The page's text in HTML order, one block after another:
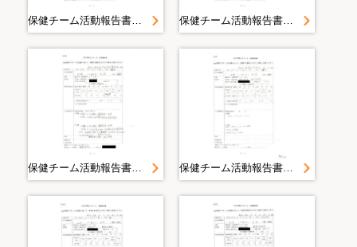
保健チーム活動報告書 山田町（大沢・織笠）豊間根避難所活動報告書 大沢地区＜平成２３年５月１９日山田町大沢＞ 保健チーム活動報告書 山田町（大沢・織笠）豊間根避難所活動報告書 大沢地区＜平成２３年５月１８日山田町大沢＞
保健チーム活動報告書 山田町（大沢・織笠）豊間根避難所活動報告書 大沢地区＜平成２３年５月１７日１８時００分山田町大沢避難所＞ 保健チーム活動報告書 山田町（大沢・織笠）豊間根避難所活動報告書 大沢地区＜平成２３年５月１６日山田町大沢＞